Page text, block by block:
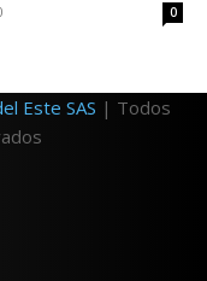
0
Este SAS | Todos